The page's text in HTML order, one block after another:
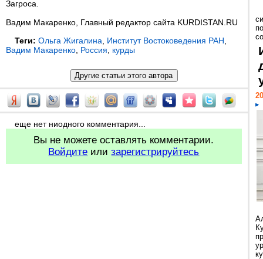
Загроса.
Вадим Макаренко, Главный редактор сайта KURDISTAN.RU
Теги: Ольга Жигалина Институт Востоковедения РАН
Вадим Макаренко Россия курды
еще нет ниодного комментария...
Вы не можете оставлять комментарии.
Войдите илизарегистрируйтесь